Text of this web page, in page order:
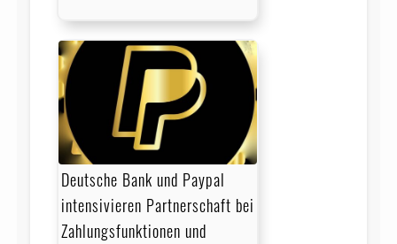
Deutsche Bank und Paypal
intensivieren Partnerschaft bei
Zahlungsfunktionen und